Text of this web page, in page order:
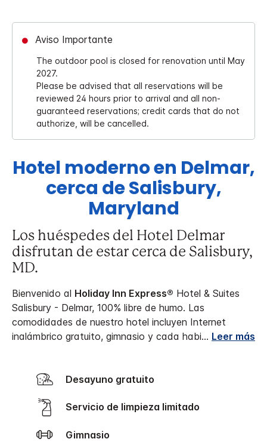
Aviso Importante
The outdoor pool is closed for renovation until May
2027.
Please be advised that all reservations will be
reviewed 24 hours prior to arrival and all non-
guaranteed reservations; credit cards that do not
authorize, will be cancelled.
Hotel moderno en Delmar,
cerca de Salisbury,
Maryland
Los huéspedes del Hotel Delmar
disfrutan de estar cerca de Salisbury,
MD.
Bienvenido al Holiday Inn Express® Hotel & Suites
Salisbury - Delmar, 100% libre de humo. Las
comodidades de nuestro hotel incluyen Internet
inalámbrico gratuito, gimnasio y cada habi... Leer más
Desayuno gratuito
Servicio de limpieza limitado
Gimnasio